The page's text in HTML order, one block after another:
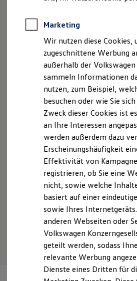
Anpfiff zum Gewinn
Elektroautos
ID. Tutorials
Elektrofahrzeugkonzepte
Reichweite
Reichweite der ID.
Reichweite im Winter
Laden
Laden unterwegs
Laden Zuhause
Ladezeitensimulator
Batterie
Sicherheit
Garantie und
Nachhaltigkeit
Technologie
Kosten und Kauf
Verbrauchskosten
Kaufoptionen
E-Auto-Förderung
Software und Konnektivität
Die ID. Software 6
ID. Software
Digitale Extras
Schnittstellen zu
Probefahrt vereinbaren
Fahrzeugangebot
Servicetermin buchen
Serviceanfrage stellen
Marketing
Wir nutzen diese
zugeschnittene Werbung
außerhalb der
sammeln Informationen
nutzen, zum Beispiel,
besuchen oder wie Sie
Zweck dieser Cookies ist
an Ihre Interessen
werden außerdem dazu
Erscheinungshäufigkeit
Effektivität von
registrieren, ob Sie eine
nicht, sowie welche
basiert auf einer
sowie Ihres
anderen Webseiten oder
Volkswagen
geteilt werden, sodass
relevante Werbung
Dienste eines Dritten für